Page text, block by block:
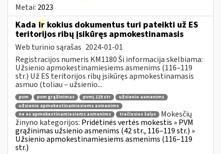
Metai: 2023
Kada ir kokius dokumentus turi pateikti už ES
teritorijos ribų įsikūręs apmokestinamasis
Web turinio sąrašas 2024-01-01
Registracijos numeris KM1180 Ši informacija skelbiama:
Užsienio apmokestinamiesiems asmenims (116–119
str.) Už ES teritorijos ribų įsikūręs apmokestinamasis
asmuo (toliau – užsienio...
pvm pvm grąžinimas pvmį 119 str
užsienio asmenims
užsienio apmokestinamiesiems asmenims
ne es apmokestinamiesiems asmenims
trečiosios šalys
Mokesčių
žinyno kategorijos: Pridėtinės vertės mokestis » PVM
grąžinimas užsienio asmenims (42 str., 116–119 str.) »
Užsienio apmokestinamiesiems asmenims (116–119
str.)